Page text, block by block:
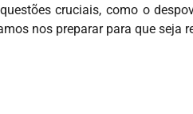
cruciais, como o
nos preparar para que seja